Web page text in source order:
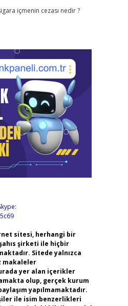
içmenin cezası nedir ?
sitesi, herhangi bir
şirketi ile hiçbir
Sitede yalnızca
makaleler
yer alan içerikler
olup, gerçek kurum
yapılmamaktadır.
ile isim benzerlikleri